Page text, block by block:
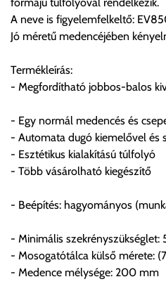
Szállítási díjak:
Az oldalunkon rendelés esetén,
vásárolt árú
költséget válassza ki.
automatikusan nem ajánl fel
a 0.- forintos szállítást,
termék adatait, majd
Egyes termékek súlyát a
gondoltnál magasabb értékben
visszaigazolástól számított 24
lemondhatja, vagy kérheti a
A neve is figyelemfelkeltő:
Jó méretű medencéjében
Termékleírás:
- Megfordítható jobbos-balos
- Egy normál medencés és
- Automata dugó kiemelővel és
- Esztétikus kialakítású túlfolyó
- Több vásárolható kiegészítő
- Beépítés: hagyományos
- Minimális szekrényszükséglet:
- Mosogatótálca külső mérete:
- Medence mélysége: 200 mm